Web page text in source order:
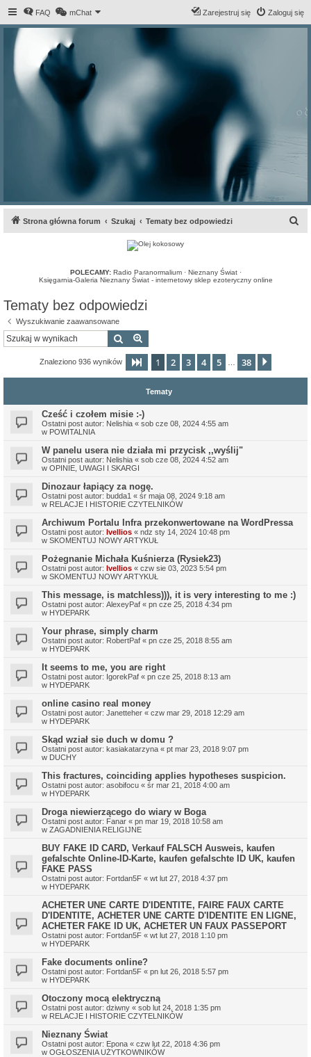
FAQ mChat Zaloguj się
Zarejestruj się
Strona główna forum Szukaj Tematy bez odpowiedzi
POLECAMY: Radio Paranormalium· Nieznany Świat·
Księgarnia-Galeria Nieznany Świat - internetowy sklep ezoteryczny online
Tematy bez odpowiedzi
Wyszukiwanie zaawansowane
Szukaj
Znaleziono 936 wyników Strona z38
1 2 3 4 5 38
Tematy
Cześć i czołem misie :-)
Ostatni post autor: Nelishia « sob cze 08, 2024 4:55 am
w POWITALNIA
W panelu usera nie działa mi przycisk ,,wyślij"
Ostatni post autor: Nelishia « sob cze 08, 2024 4:52 am
w OPINIE, UWAGI I SKARGI
Dinozaur łapiący za nogę.
Ostatni post autor: budda1 « śr maja 08, 2024 9:18 am
w RELACJE I HISTORIE CZYTELNIKÓW
Archiwum Portalu Infra przekonwertowane na WordPressa
Ostatni post autor: Ivellios « ndz sty 14, 2024 10:48 pm
w SKOMENTUJ NOWY ARTYKUŁ
Pożegnanie Michała Kuśnierza (Rysiek23)
Ostatni post autor: Ivellios « czw sie 03, 2023 5:54 pm
w SKOMENTUJ NOWY ARTYKUŁ
This message, is matchless))), it is very interesting to me :)
Ostatni post autor: AlexeyPaf « pn cze 25, 2018 4:34 pm
w HYDEPARK
Your phrase, simply charm
Ostatni post autor: RobertPaf « pn cze 25, 2018 8:55 am
w HYDEPARK
It seems to me, you are right
Ostatni post autor: IgorekPaf « pn cze 25, 2018 8:13 am
w HYDEPARK
online casino real money
Ostatni post autor: Janetteher « czw mar 29, 2018 12:29 am
w HYDEPARK
Skąd wział sie duch w domu ?
Ostatni post autor: kasiakatarzyna « pt mar 23, 2018 9:07 pm
w DUCHY
This fractures, coinciding applies hypotheses suspicion.
Ostatni post autor: asobifocu « śr mar 21, 2018 4:00 am
w HYDEPARK
Droga niewierzącego do wiary w Boga
Ostatni post autor: Fanar « pn mar 19, 2018 10:58 am
w ZAGADNIENIA RELIGIJNE
BUY FAKE ID CARD, Verkauf FALSCH Ausweis, kaufen
gefalschte Online-ID-Karte, kaufen gefalschte ID UK, kaufen
FAKE PASS
Ostatni post autor: Fortdan5F « wt lut 27, 2018 4:37 pm
w HYDEPARK
ACHETER UNE CARTE D'IDENTITE, FAIRE FAUX CARTE
D'IDENTITE, ACHETER UNE CARTE D'IDENTITE EN LIGNE,
ACHETER FAKE ID UK, ACHETER UN FAUX PASSEPORT
Ostatni post autor: Fortdan5F « wt lut 27, 2018 1:10 pm
w HYDEPARK
Fake documents online?
Ostatni post autor: Fortdan5F « pn lut 26, 2018 5:57 pm
w HYDEPARK
Otoczony mocą elektryczną
Ostatni post autor: dziwny « sob lut 24, 2018 1:35 pm
w RELACJE I HISTORIE CZYTELNIKÓW
Nieznany Świat
Ostatni post autor: Epona « czw lut 22, 2018 4:36 pm
w OGŁOSZENIA UŻYTKOWNIKÓW